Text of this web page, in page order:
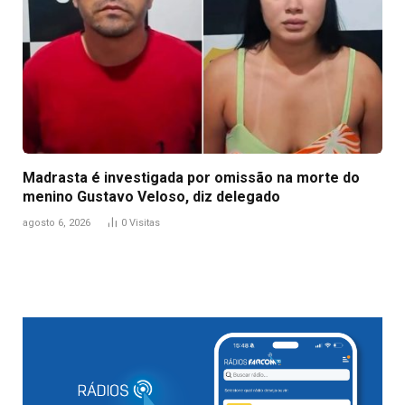
Madrasta é investigada por omissão na morte do
menino Gustavo Veloso, diz delegado
agosto 6, 2026 0 Visitas